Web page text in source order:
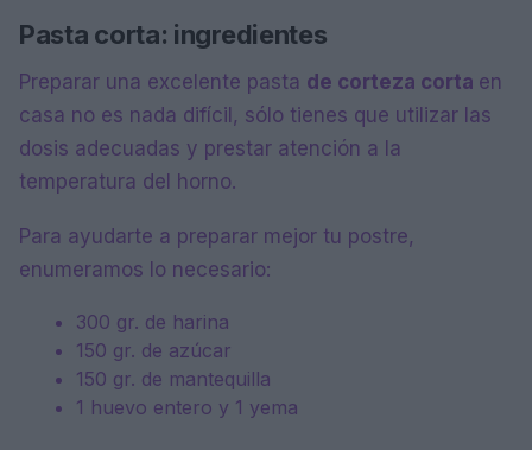
Pasta corta: ingredientes
Preparar una excelente pasta de corteza corta en
casa no es nada difícil, sólo tienes que utilizar las
dosis adecuadas y prestar atención a la
temperatura del horno.
Para ayudarte a preparar mejor tu postre,
enumeramos lo necesario:
300 gr. de harina
150 gr. de azúcar
150 gr. de mantequilla
1 huevo entero y 1 yema